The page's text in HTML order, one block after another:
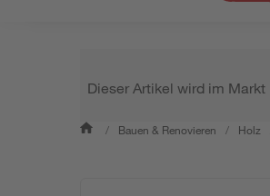
Dieser Artikel wird im
/ Bauen & Renovieren / Holz